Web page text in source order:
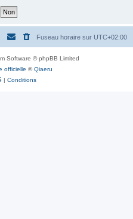
Fuseau horaire sur UTC+02:00
Software © phpBB Limited
officielle ©Qiaeru
| Conditions